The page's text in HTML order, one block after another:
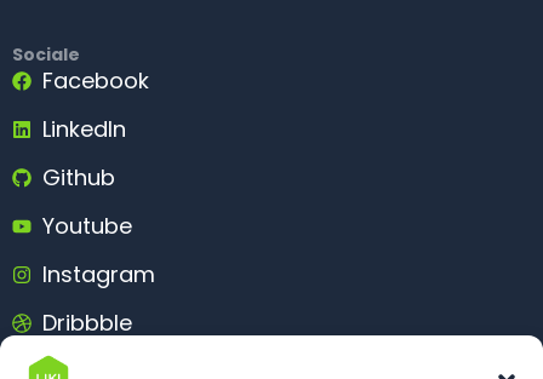
Sociale
Facebook
LinkedIn
Github
Youtube
Instagram
Dribbble
Behance